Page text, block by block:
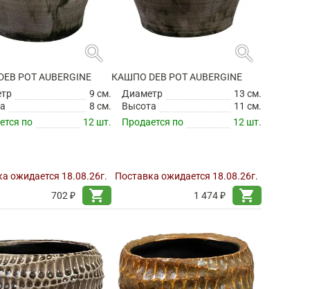
search
POT AUBERGINE
9 см.
8 см.
по
12 шт.
ожидается 18.08.26г.
702 ₽
shopping_cart
search
КАШПО DEB POT AUBERGINE
Диаметр
13 см.
Высота
11 см.
Продается по
12 шт.
Поставка ожидается 18.08.26г.
1 474 ₽
shopping_cart